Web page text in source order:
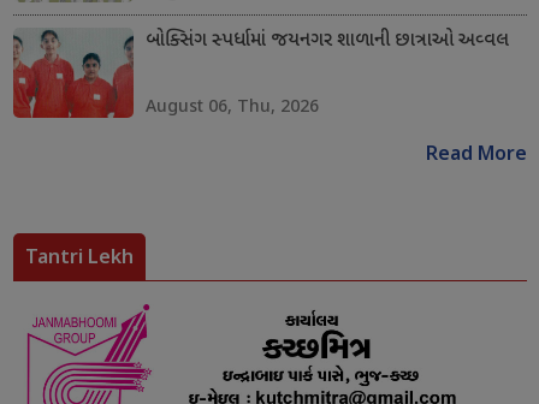
બોક્સિંગ સ્પર્ધામાં જયનગર શાળાની છાત્રાઓ અવ્વલ
August 06, Thu, 2026
Read More
Tantri Lekh